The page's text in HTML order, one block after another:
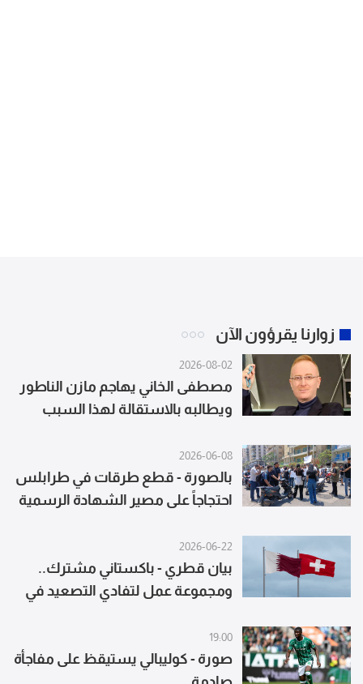
زوارنا يقرؤون الآن
2026-08-02
مصطفى الخاني يهاجم مازن الناطور
ويطالبه بالاستقالة لهذا السبب
2026-06-08
بالصورة - قطع طرقات في طرابلس
احتجاجاً على مصير الشهادة الرسمية
2026-06-22
بيان قطري - باكستاني مشترك..
ومجموعة عمل لتفادي التصعيد في
19:00
صورة - كوليبالي يستيقظ على مفاجأة